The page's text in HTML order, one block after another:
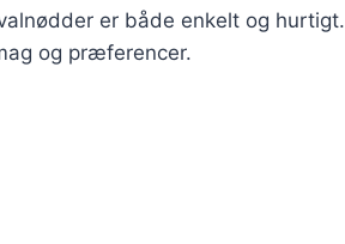
er både enkelt og hurtigt.
og præferencer.